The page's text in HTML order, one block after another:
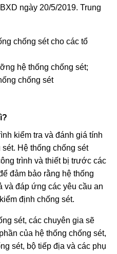
ngày 20/5/2019. Trung
chống sét cho các tổ
hệ thống chống sét;
chống sét
kiểm tra và đánh giá tính
Hệ thống chống sét
trình và thiết bị trước các
đảm bảo rằng hệ thống
và đáp ứng các yêu cầu an
định chống sét.
sét, các chuyên gia sẽ
của hệ thống chống sét,
sét, bộ tiếp địa và các phụ